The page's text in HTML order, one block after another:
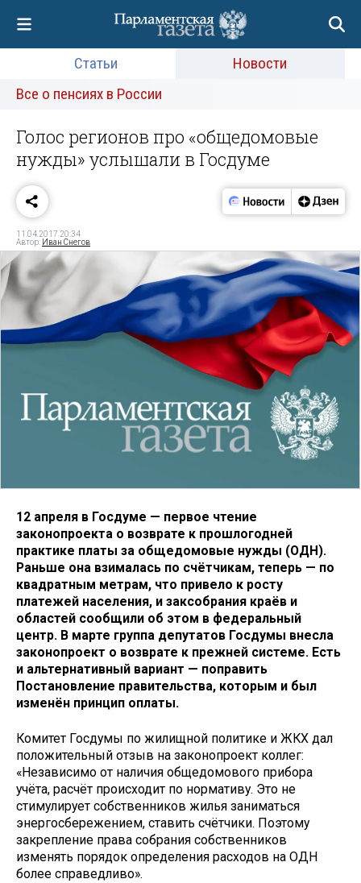
Статьи
Новости
Все о пенсиях в России
Голос регионов про «общедомовые
нужды» услышали в Госдуме
11.04.2017 20:34
Автор: Иван Снегов
12 апреля в Госдуме — первое чтение
законопроекта о возврате к прошлогодней
практике платы за общедомовые нужды (ОДН).
Раньше она взималась по счётчикам, теперь — по
квадратным метрам, что привело к росту
платежей населения, и заксобрания краёв и
областей сообщили об этом в федеральный
центр. В марте группа депутатов Госдумы внесла
законопроект о возврате к прежней системе. Есть
и альтернативный вариант — поправить
Постановление правительства, которым и был
изменён принцип оплаты.
Комитет Госдумы по жилищной политике и ЖКХ дал
положительный отзыв на законопроект коллег:
«Независимо от наличия общедомового прибора
учёта, расчёт происходит по нормативу. Это не
стимулирует собственников жилья заниматься
энергосбережением, ставить счётчики. Поэтому
закрепление права собрания собственников
изменять порядок определения расходов на ОДН
более справедливо».